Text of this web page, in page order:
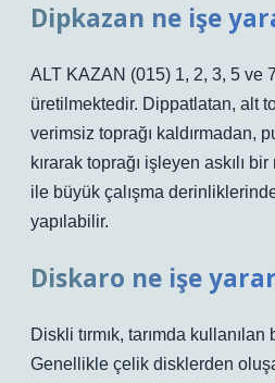
Dipkazan ne işe
ALT KAZAN (015) 1, 2, 3, 5 ve
üretilmektedir. Dippatlatan, alt
verimsiz toprağı kaldırmadan,
kırarak toprağı işleyen askılı
ile büyük çalışma
yapılabilir.
Diskaro ne işe
Diskli tırmık, tarımda
Genellikle çelik disklerden